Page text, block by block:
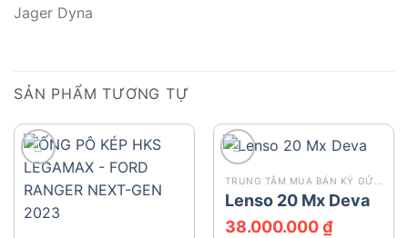
Jager Dyna
SẢN PHẨM TƯƠNG TỰ
add add TRUNG TÂM MUA BÁN KÝ GỬI Ô TÔ
Lenso 20 Mx Deva
38.000.000₫